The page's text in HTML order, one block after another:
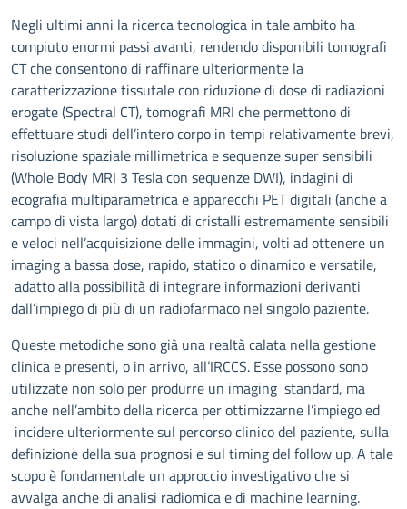
Negli ultimi anni la ricerca tecnologica in tale ambito ha
compiuto enormi passi avanti, rendendo disponibili tomografi
CT che consentono di raffinare ulteriormente la
caratterizzazione tissutale con riduzione di dose di radiazioni
erogate (Spectral CT), tomografi MRI che permettono di
effettuare studi dell’intero corpo in tempi relativamente brevi,
risoluzione spaziale millimetrica e sequenze super sensibili
(Whole Body MRI 3 Tesla con sequenze DWI), indagini di
ecografia multiparametrica e apparecchi PET digitali (anche a
campo di vista largo) dotati di cristalli estremamente sensibili
e veloci nell’acquisizione delle immagini, volti ad ottenere un
imaging a bassa dose, rapido, statico o dinamico e versatile,
adatto alla possibilità di integrare informazioni derivanti
dall’impiego di più di un radiofarmaco nel singolo paziente.
Queste metodiche sono già una realtà calata nella gestione
clinica e presenti, o in arrivo, all’IRCCS. Esse possono sono
utilizzate non solo per produrre un imaging standard, ma
anche nell’ambito della ricerca per ottimizzarne l’impiego ed
incidere ulteriormente sul percorso clinico del paziente, sulla
definizione della sua prognosi e sul timing del follow up. A tale
scopo è fondamentale un approccio investigativo che si
avvalga anche di analisi radiomica e di machine learning.